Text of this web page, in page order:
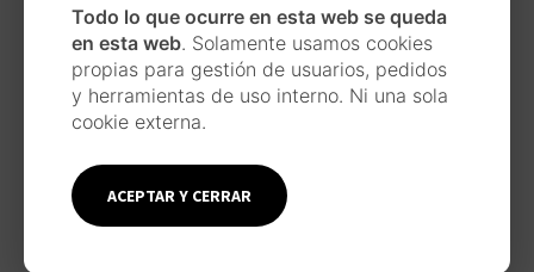
Todo lo que ocurre en esta web se queda
en esta web. Solamente usamos cookies
propias para gestión de usuarios, pedidos
y herramientas de uso interno. Ni una sola
cookie externa.
ACEPTAR Y CERRAR